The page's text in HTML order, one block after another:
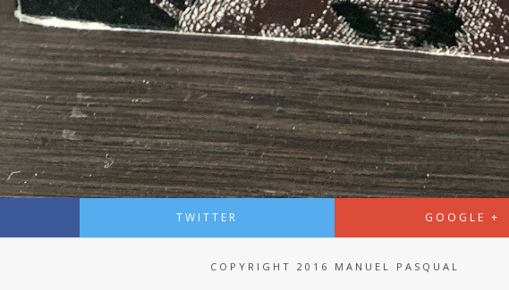
TWITTER GOOGLE +
COPYRIGHT 2016 MANUEL PASQUAL